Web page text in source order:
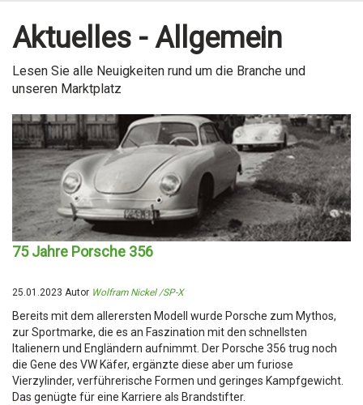
Aktuelles - Allgemein
Lesen Sie alle Neuigkeiten rund um die Branche und
unseren Marktplatz
75 Jahre Porsche 356
25.01.2023 Autor Wolfram Nickel /SP-X
Bereits mit dem allerersten Modell wurde Porsche zum Mythos,
zur Sportmarke, die es an Faszination mit den schnellsten
Italienern und Engländern aufnimmt. Der Porsche 356 trug noch
die Gene des VW Käfer, ergänzte diese aber um furiose
Vierzylinder, verführerische Formen und geringes Kampfgewicht.
Das genügte für eine Karriere als Brandstifter.